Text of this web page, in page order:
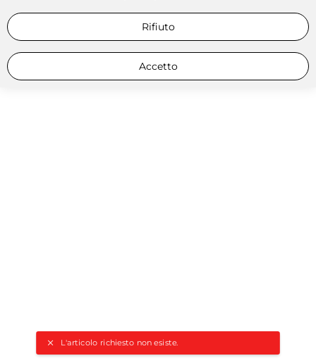
L'articolo richiesto non esiste.
Rifiuto
Accetto